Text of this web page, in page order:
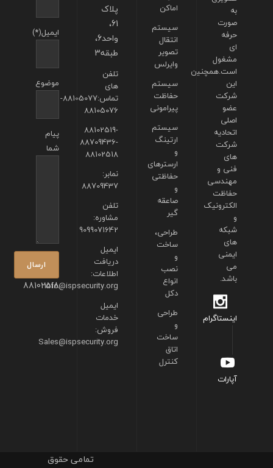
ایمیل(*)
موضوع
پیام
شما
88102518
پلاک
61،
واحد6،
طبقه3
تلفن
های
تماس:88105077-
88105076
88102519-
88709436-
88102518
نمابر:
88709437
تلفن
مشاوره:
9099071642
ایمیل
دریافت
اطلاعات:
info@ispsecurity.org
ایمیل
خدمات
فروش:
Sales@ispsecurity.org
اماکن
سیستم
انتقال
تصویر
وایرلس
سیستم
حفاظت
پیرامونی
سیستم
ارتینگ
و
ارسترهای
حفاظتی
و
صاعقه
گیر
طراحی،
ساخت
و
نصب
انواع
دکل
طراحی
و
ساخت
اتاق
کنترل
به
صورت
حرفه
ای
مشغول
است.همچنین
این
شرکت
عضو
اصلی
اتحادیه
شرکت
های
فنی و
مهندسی
حفاظت
الکترونیک
و
شبکه
های
ایمنی
می
باشد.
اینستاگرام
آپارات
تمامی حقوق